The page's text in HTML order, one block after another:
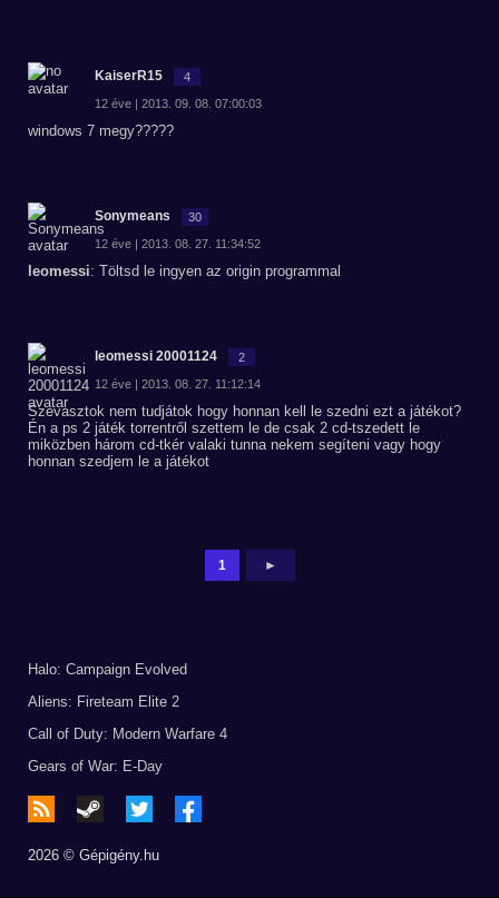
KaiserR15 4
12 éve | 2013. 09. 08. 07:00:03
windows 7 megy?????
Sonymeans 30
12 éve | 2013. 08. 27. 11:34:52
leomessi: Töltsd le ingyen az origin programmal
leomessi 20001124 2
12 éve | 2013. 08. 27. 11:12:14
Szevasztok nem tudjátok hogy honnan kell le szedni ezt a játékot?
Én a ps 2 játék torrentről szettem le de csak 2 cd-tszedett le
miközben három cd-tkér valaki tunna nekem segíteni vagy hogy
honnan szedjem le a játékot
1 ►
Halo: Campaign Evolved
Aliens: Fireteam Elite 2
Call of Duty: Modern Warfare 4
Gears of War: E-Day
2026 © Gépigény.hu